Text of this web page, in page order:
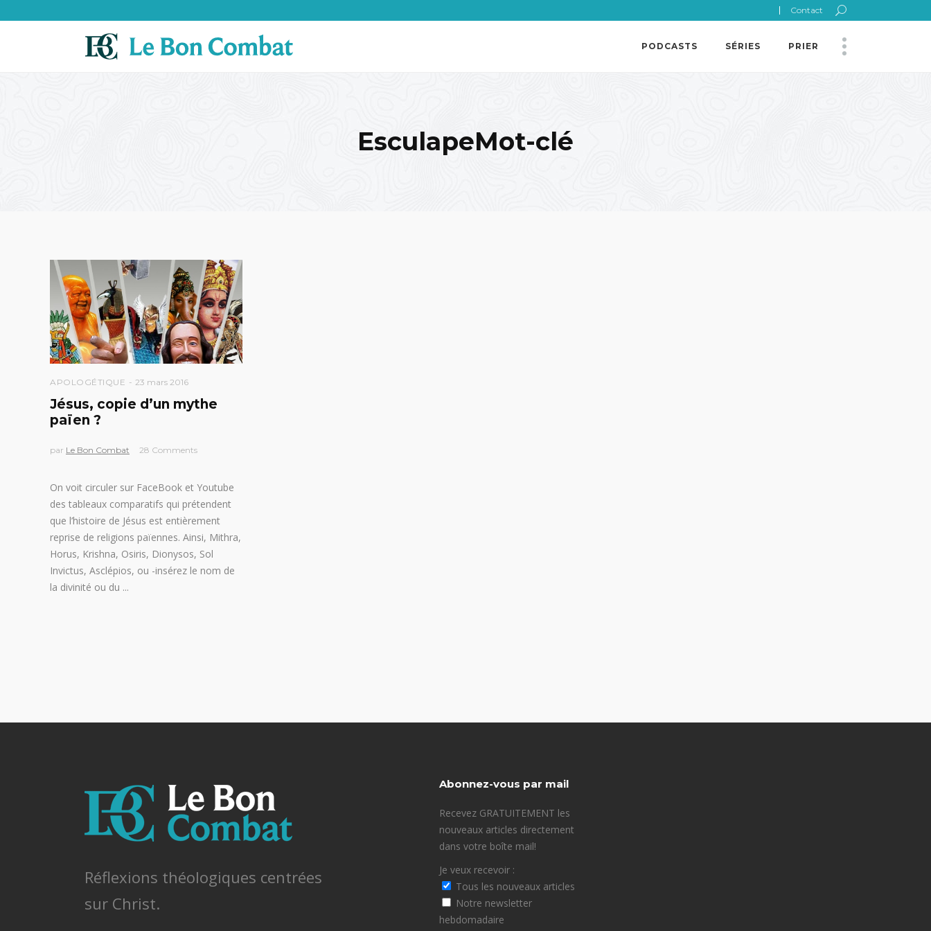
Contact
PODCASTS SÉRIES PRIER
EsculapeMot-clé
APOLOGÉTIQUE 23 mars 2016
Jésus, copie d’un mythe
païen ?
par Le Bon Combat 28 Comments
On voit circuler sur FaceBook et Youtube
des tableaux comparatifs qui prétendent
que l’histoire de Jésus est entièrement
reprise de religions païennes. Ainsi, Mithra,
Horus, Krishna, Osiris, Dionysos, Sol
Invictus, Asclépios, ou -insérez le nom de
la divinité ou du
Réflexions théologiques centrées
sur Christ.
Abonnez-vous par mail
Recevez GRATUITEMENT les
nouveaux articles directement
dans votre boîte mail!
Je veux recevoir :
Tous les nouveaux articles
Notre newsletter
hebdomadaire